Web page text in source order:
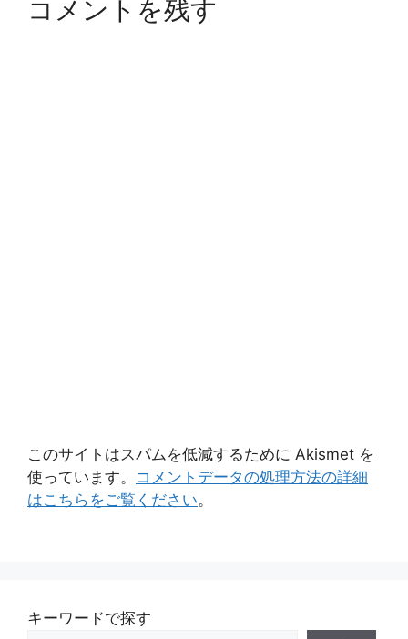
コメントを残す
このサイトはスパムを低減するために Akismet を
使っています。 コメントデータの処理方法の詳細
はこちらをご覧ください。
キーワードで探す